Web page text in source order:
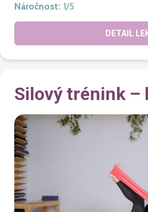
Náročnost: 1/5
DETAIL
Silový trénink –